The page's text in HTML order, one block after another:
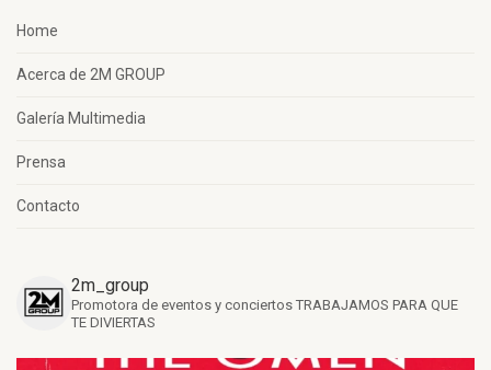
Home
Acerca de 2M GROUP
Galería Multimedia
Prensa
Contacto
2m_group
Promotora de eventos y conciertos TRABAJAMOS PARA QUE
TE DIVIERTAS